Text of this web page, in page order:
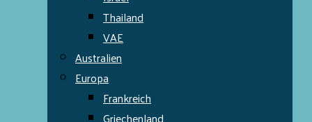
Thailand
VAE
Australien
Europa
Frankreich